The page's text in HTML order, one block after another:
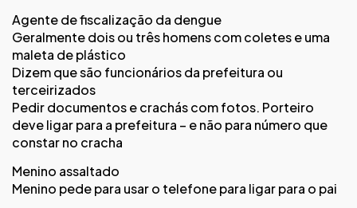
Agente de fiscalização da dengue
Geralmente dois ou três homens com coletes e uma
maleta de plástico
Dizem que são funcionários da prefeitura ou
terceirizados
Pedir documentos e crachás com fotos. Porteiro
deve ligar para a prefeitura – e não para número que
constar no cracha
Menino assaltado
Menino pede para usar o telefone para ligar para o pai